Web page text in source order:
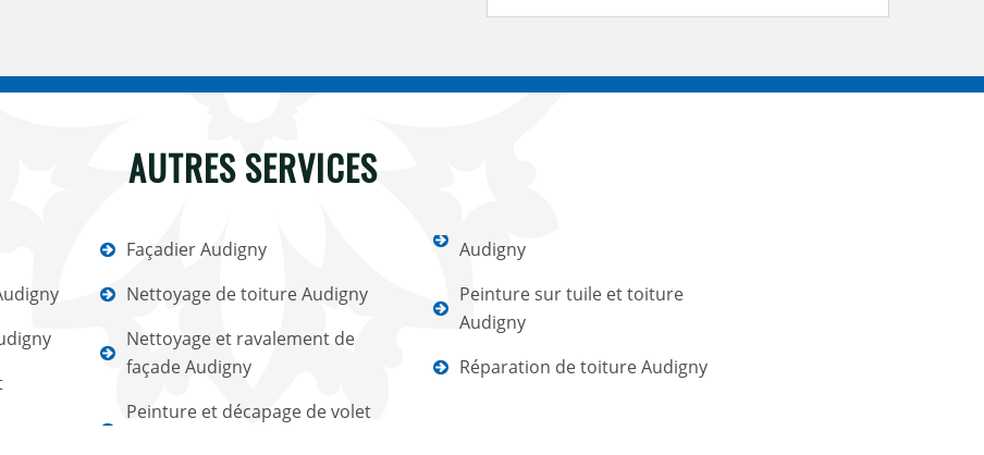
AUTRES SERVICES
Façadier Audigny
Nettoyage de toiture Audigny
Nettoyage et ravalement de
façade Audigny
Peinture et décapage de volet
Audigny
Peinture sur tuile et toiture
Audigny
Réparation de toiture Audigny